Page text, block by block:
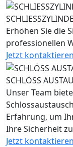
Erhöhen Sie die
professionellen
Jetzt
SCHLÖSS
Unser Team
Erfahrung, um
Ihre Sicherheit
Jetzt